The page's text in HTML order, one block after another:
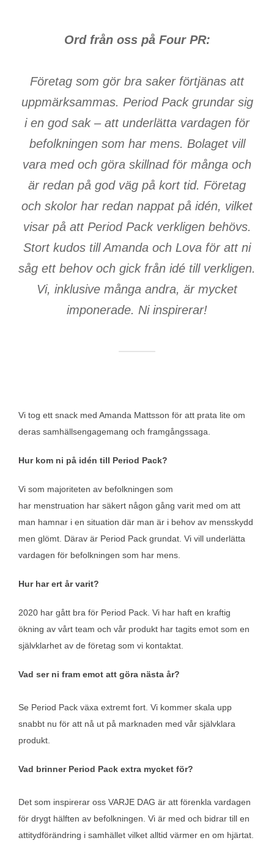
Ord från oss på Four PR:
Företag som gör bra saker förtjänas att
uppmärksammas. Period Pack grundar sig
i en god sak – att underlätta vardagen för
befolkningen som har mens. Bolaget vill
vara med och göra skillnad för många och
är redan på god väg på kort tid. Företag
och skolor har redan nappat på idén, vilket
visar på att Period Pack verkligen behövs.
Stort kudos till Amanda och Lova för att ni
såg ett behov och gick från idé till verkligen.
Vi, inklusive många andra, är mycket
imponerade. Ni inspirerar!
Vi tog ett snack med Amanda Mattsson för att prata lite om
deras samhällsengagemang och framgångssaga.
Hur kom ni på idén till Period Pack?
Vi som majoriteten av befolkningen som
har menstruation har säkert någon gång varit med om att
man hamnar i en situation där man är i behov av mensskydd
men glömt. Därav är Period Pack grundat. Vi vill underlätta
vardagen för befolkningen som har mens.
Hur har ert år varit?
2020 har gått bra för Period Pack. Vi har haft en kraftig
ökning av vårt team och vår produkt har tagits emot som en
självklarhet av de företag som vi kontaktat.
Vad ser ni fram emot att göra nästa år?
Se Period Pack växa extremt fort. Vi kommer skala upp
snabbt nu för att nå ut på marknaden med vår självklara
produkt.
Vad brinner Period Pack extra mycket för?
Det som inspirerar oss VARJE DAG är att förenkla vardagen
för drygt hälften av befolkningen. Vi är med och bidrar till en
attitydförändring i samhället vilket alltid värmer en om hjärtat.